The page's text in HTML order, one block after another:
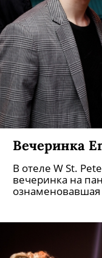
Вечеринка
В отеле W St.
вечеринка на
ознаменовавшая